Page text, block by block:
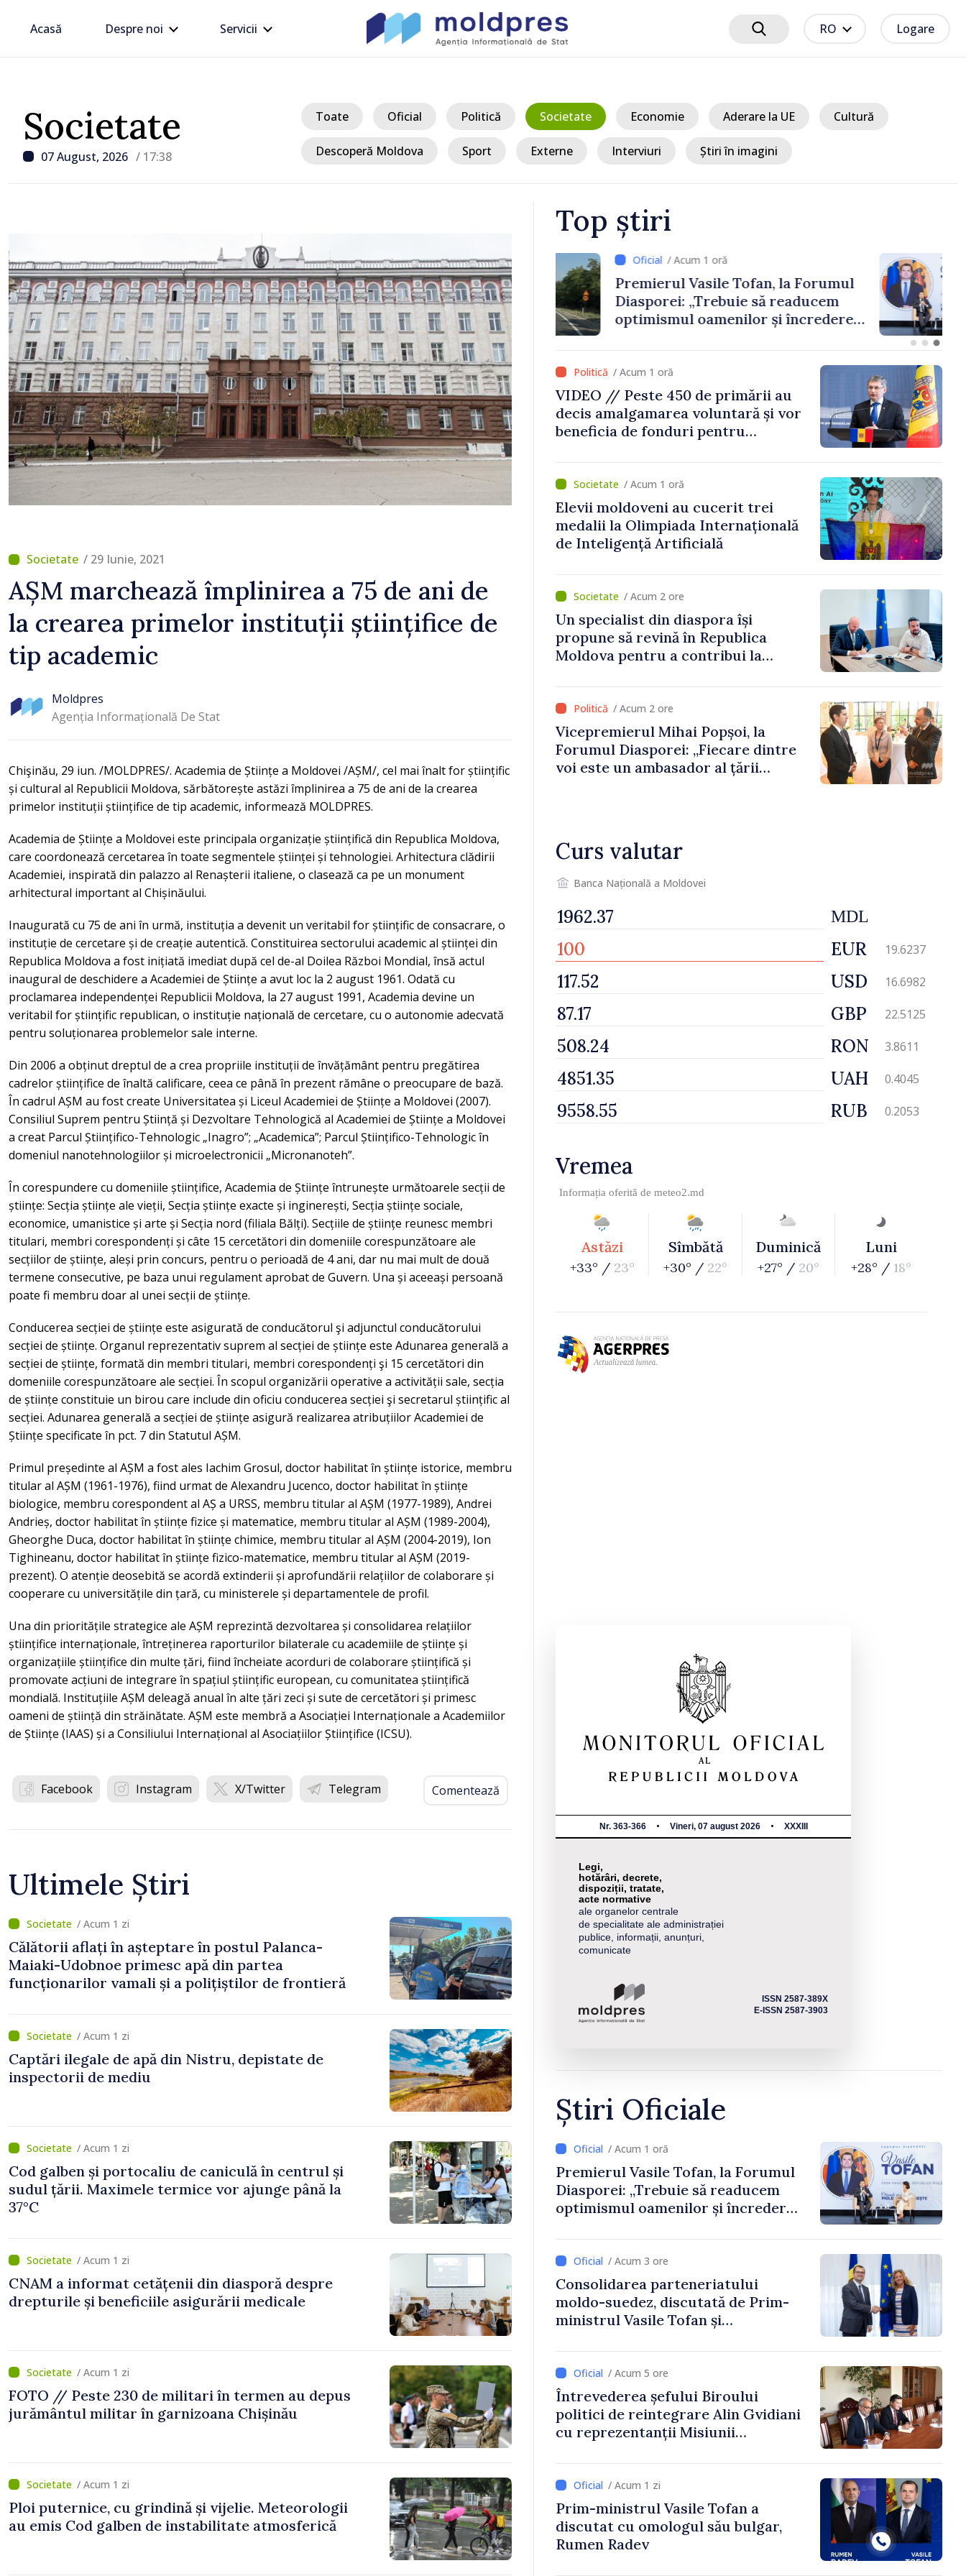
Acasă Despre noi Servicii RO Logare
Societate
07 August, 2026 / 17:38
Toate Oficial Politică Societate Economie Aderare la UE Cultură
Descoperă Moldova Sport Externe Interviuri Știri în imagini
/ 29 Iunie, 2021
AȘM marchează împlinirea a 75 de ani de
la crearea primelor instituții științifice de
tip academic
Moldpres
Agenția Informațională De Stat
Chişinău, 29 iun. /MOLDPRES/. Academia de Științe a Moldovei /AȘM/, cel mai înalt for științific
și cultural al Republicii Moldova, sărbătorește astăzi împlinirea a 75 de ani de la crearea
primelor instituții științifice de tip academic, informează MOLDPRES.
Academia de Științe a Moldovei este principala organizație științifică din Republica Moldova,
care coordonează cercetarea în toate segmentele științei și tehnologiei. Arhitectura clădirii
Academiei, inspirată din palazzo al Renașterii italiene, o clasează ca pe un monument
arhitectural important al Chișinăului.
Inaugurată cu 75 de ani în urmă, instituția a devenit un veritabil for științific de consacrare, o
instituție de cercetare și de creație autentică. Constituirea sectorului academic al științei din
Republica Moldova a fost inițiată imediat după cel de-al Doilea Război Mondial, însă actul
inaugural de deschidere a Academiei de Științe a avut loc la 2 august 1961. Odată cu
proclamarea independenței Republicii Moldova, la 27 august 1991, Academia devine un
veritabil for științific republican, o instituție națională de cercetare, cu o autonomie adecvată
pentru soluționarea problemelor sale interne.
Din 2006 a obținut dreptul de a crea propriile instituții de învățământ pentru pregătirea
cadrelor științifice de înaltă calificare, ceea ce până în prezent rămâne o preocupare de bază.
În cadrul AȘM au fost create Universitatea și Liceul Academiei de Științe a Moldovei (2007).
Consiliul Suprem pentru Știință și Dezvoltare Tehnologică al Academiei de Științe a Moldovei
a creat Parcul Științifico-Tehnologic „Inagro”; „Academica”; Parcul Științifico-Tehnologic în
domeniul nanotehnologiilor și microelectronicii „Micronanoteh”.
În corespundere cu domeniile științifice, Academia de Științe întrunește următoarele secții de
științe: Secția științe ale vieții, Secția științe exacte și inginerești, Secția științe sociale,
economice, umanistice și arte și Secția nord (filiala Bălți). Secțiile de științe reunesc membri
titulari, membri corespondenți și câte 15 cercetători din domeniile corespunzătoare ale
secțiilor de științe, aleși prin concurs, pentru o perioadă de 4 ani, dar nu mai mult de două
termene consecutive, pe baza unui regulament aprobat de Guvern. Una și aceeași persoană
poate fi membru doar al unei secții de științe.
Conducerea secției de științe este asigurată de conducătorul şi adjunctul conducătorului
secției de științe. Organul reprezentativ suprem al secției de științe este Adunarea generală a
secției de științe, formată din membri titulari, membri corespondenți şi 15 cercetători din
domeniile corespunzătoare ale secției. În scopul organizării operative a activității sale, secția
de științe constituie un birou care include din oficiu conducerea secției şi secretarul științific al
secției. Adunarea generală a secției de științe asigură realizarea atribuțiilor Academiei de
Științe specificate în pct. 7 din Statutul AȘM.
Primul președinte al AȘM a fost ales Iachim Grosul, doctor habilitat în științe istorice, membru
titular al AȘM (1961-1976), fiind urmat de Alexandru Jucenco, doctor habilitat în științe
biologice, membru corespondent al AȘ a URSS, membru titular al AȘM (1977-1989), Andrei
Andrieș, doctor habilitat în științe fizice și matematice, membru titular al AȘM (1989-2004),
Gheorghe Duca, doctor habilitat în științe chimice, membru titular al AȘM (2004-2019), Ion
Tighineanu, doctor habilitat în științe fizico-matematice, membru titular al AȘM (2019-
prezent). O atenție deosebită se acordă extinderii și aprofundării relațiilor de colaborare și
cooperare cu universitățile din țară, cu ministerele și departamentele de profil.
Una din prioritățile strategice ale AȘM reprezintă dezvoltarea și consolidarea relațiilor
științifice internaționale, întreținerea raporturilor bilaterale cu academiile de științe și
organizațiile științifice din multe țări, fiind încheiate acorduri de colaborare științifică și
promovate acțiuni de integrare în spațiul științific european, cu comunitatea științifică
mondială. Instituțiile AȘM deleagă anual în alte țări zeci și sute de cercetători și primesc
oameni de știință din străinătate. AȘM este membră a Asociației Internaționale a Academiilor
de Științe (IAAS) și a Consiliului Internațional al Asociațiilor Științifice (ICSU).
Facebook Instagram X/Twitter Telegram Comentează
Ultimele Știri
/ Acum 1 zi
Călătorii aflați în așteptare în postul Palanca-
Maiaki-Udobnoe primesc apă din partea
funcționarilor vamali și a polițiștilor de frontieră
/ Acum 1 zi
Captări ilegale de apă din Nistru, depistate de
inspectorii de mediu
/ Acum 1 zi
Cod galben și portocaliu de caniculă în centrul și
sudul țării. Maximele termice vor ajunge până la
37°C
/ Acum 1 zi
CNAM a informat cetățenii din diasporă despre
drepturile și beneficiile asigurării medicale
/ Acum 1 zi
FOTO // Peste 230 de militari în termen au depus
jurământul militar în garnizoana Chișinău
/ Acum 1 zi
Ploi puternice, cu grindină și vijelie. Meteorologii
au emis Cod galben de instabilitate atmosferică
Top știri
/ Acum 1 oră
VIDEO // Șoferii sunt avertizați să
respecte restricțiile de circulație pe
drumul R3, unde se desfășoară
lucrări de reparație
/ Acum 1 oră
Premierul Vasile Tofan, la Forumul
Diasporei: „Trebuie să readucem
optimismul oamenilor și încrederea
că Republica Moldova merge în
/ Acum 1 oră
VIDEO // Peste 450 de primării au
decis amalgamarea voluntară și vor
beneficia de fonduri pentru
dăm o șansă localităților să se
dezvolte”
/ Acum 1 oră
Elevii moldoveni au cucerit trei
medalii la Olimpiada Internațională
de Inteligență Artificială
/ Acum 2 ore
Un specialist din diaspora își
propune să revină în Republica
Moldova pentru a contribui la
/ Acum 2 ore
Vicepremierul Mihai Popșoi, la
Forumul Diasporei: „Fiecare dintre
voi este un ambasador al țării
Curs valutar
Banca Națională a Moldovei
MDL
EUR 19.6237
USD 16.6982
GBP 22.5125
RON 3.8611
UAH 0.4045
RUB 0.2053
Vremea
Informația oferită de meteo2.md
Astăzi
+33° / 23°
Sîmbătă
+30° / 22°
Duminică
+27° / 20°
Luni
+28° / 18°
Nr. 363-366 Vineri, 07 august 2026 XXXIII
Legi,
hotărâri, decrete,
dispoziții, tratate,
acte normative
ale organelor centrale
de specialitate ale administrației
publice, informații, anunțuri,
comunicate
ISSN 2587-389X
E-ISSN 2587-3903
Știri Oficiale
/ Acum 1 oră
Premierul Vasile Tofan, la Forumul
Diasporei: „Trebuie să readucem
optimismul oamenilor și încrederea
/ Acum 3 ore
Consolidarea parteneriatului
moldo-suedez, discutată de Prim-
ministrul Vasile Tofan și
/ Acum 5 ore
Întrevederea șefului Biroului
politici de reintegrare Alin Gvidiani
cu reprezentanții Misiunii
/ Acum 1 zi
Prim-ministrul Vasile Tofan a
discutat cu omologul său bulgar,
Rumen Radev